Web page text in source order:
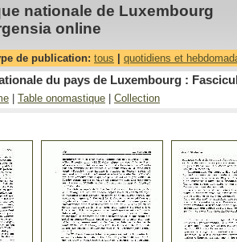
nationale de Luxembourg
online
de publication: tous quotidiens et
du pays de Luxembourg :
Table onomastique Collection